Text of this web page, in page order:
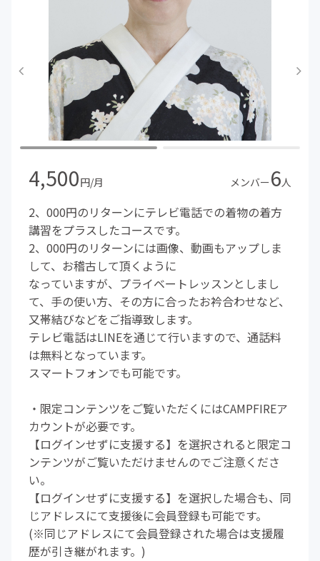
4,500円/月 メンバー6人
2、000円のリターンにテレビ電話での着物の着方
講習をプラスしたコースです。
2、000円のリターンには画像、動画もアップしま
して、お稽古して頂くように
なっていますが、プライベートレッスンとしまし
て、手の使い方、その方に合ったお衿合わせなど、
又帯結びなどをご指導致します。
テレビ電話はLINEを通じて行いますので、通話料
は無料となっています。
スマートフォンでも可能です。
・限定コンテンツをご覧いただくにはCAMPFIREア
カウントが必要です。
【ログインせずに支援する】を選択されると限定コ
ンテンツがご覧いただけませんのでご注意くださ
い。
【ログインせずに支援する】を選択した場合も、同
じアドレスにて支援後に会員登録も可能です。
(※同じアドレスにて会員登録された場合は支援履
歴が引き継がれます。)